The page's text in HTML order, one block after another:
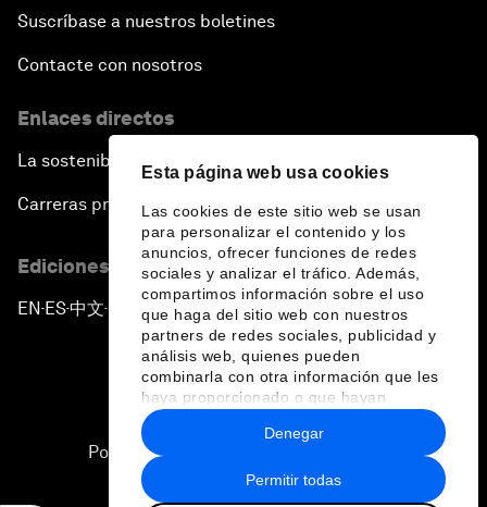
Esta página web usa cookies
Las cookies de este sitio web se usan
para personalizar el contenido y los
anuncios, ofrecer funciones de redes
sociales y analizar el tráfico. Además,
compartimos información sobre el uso
que haga del sitio web con nuestros
partners de redes sociales, publicidad y
análisis web, quienes pueden
combinarla con otra información que les
haya proporcionado o que hayan
recopilado a partir del uso que haya
hecho de sus servicios.
Permitir todas
Denegar
Suscríbase a nuestros boletines
Contacte con nosotros
Enlaces directos
La sostenibilidad en el Foro
Carreras profesionales
Ediciones en otros idiomas
EN ▪ES▪中文▪ 日本語
Política de privacidad y normas de uso
Sitemap